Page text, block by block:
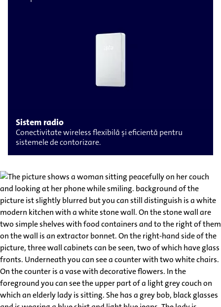
Sistem radio
Conectivitate wireless flexibilă și eficientă pentru
sistemele de contorizare.